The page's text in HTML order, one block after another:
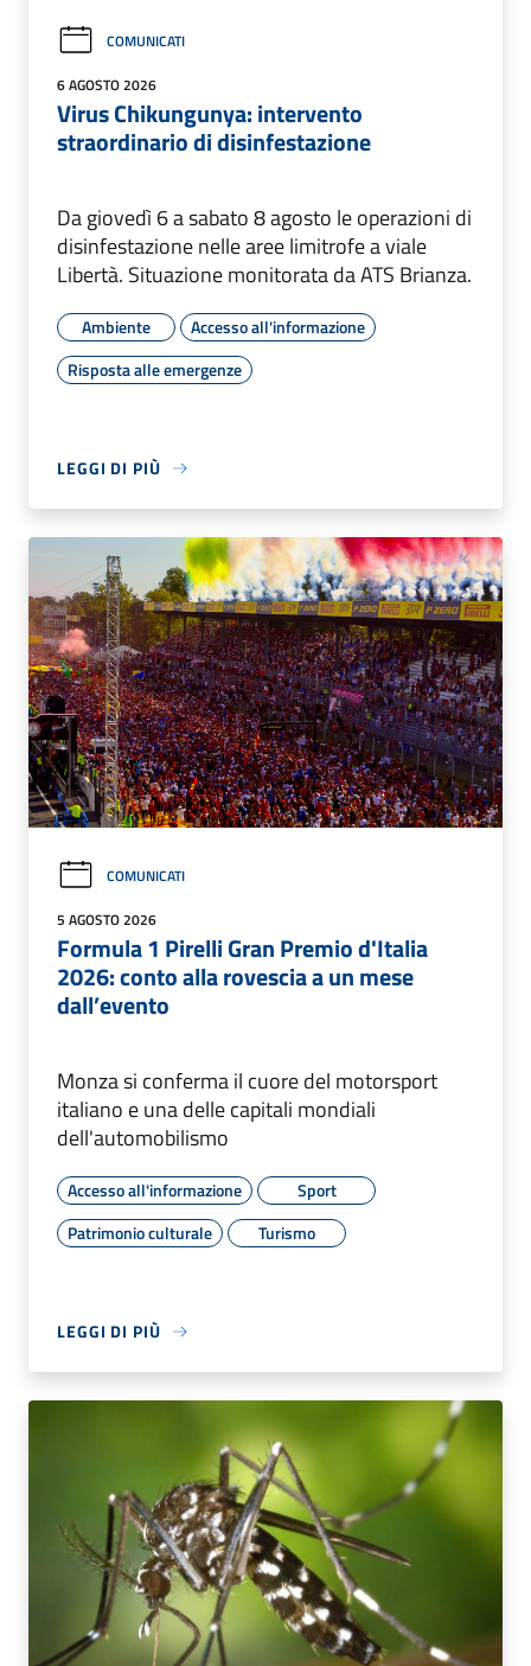
COMUNICATI
6 AGOSTO 2026
Virus Chikungunya: intervento
straordinario di disinfestazione
Da giovedì 6 a sabato 8 agosto le operazioni di
disinfestazione nelle aree limitrofe a viale
Libertà. Situazione monitorata da ATS Brianza.
Ambiente
Accesso all'informazione
Risposta alle emergenze
LEGGI DI PIÙ
COMUNICATI
5 AGOSTO 2026
Formula 1 Pirelli Gran Premio d'Italia
2026: conto alla rovescia a un mese
dall’evento
Monza si conferma il cuore del motorsport
italiano e una delle capitali mondiali
dell'automobilismo
Accesso all'informazione
Sport
Patrimonio culturale
Turismo
LEGGI DI PIÙ